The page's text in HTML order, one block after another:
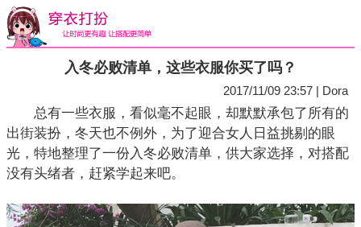
入冬必败清单，这些衣服你买了吗？
2017/11/09 23:57 | Dora
总有一些衣服，看似毫不起眼，却默默承包了所有的
出街装扮，冬天也不例外，为了迎合女人日益挑剔的眼
光，特地整理了一份入冬必败清单，供大家选择，对搭配
没有头绪者，赶紧学起来吧。